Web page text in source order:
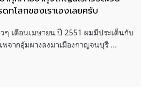
กโลกของเราเองเลยครับ
ๆ เดือนเมษายน ปี 2551 ผมมีประเด็นกับ
พจากอุ้มผางลงมาเมืองกาญจนบุรี …
ปีที่ 31] อย่าคุกคามป่าทุ่งใหญ่นเรศวรตะวันออก